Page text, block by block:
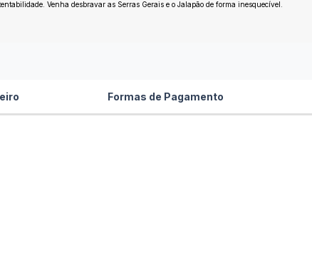
Venha desbravar as Serras Gerais e o Jalapão de forma inesquecível.
Formas de Pagamento